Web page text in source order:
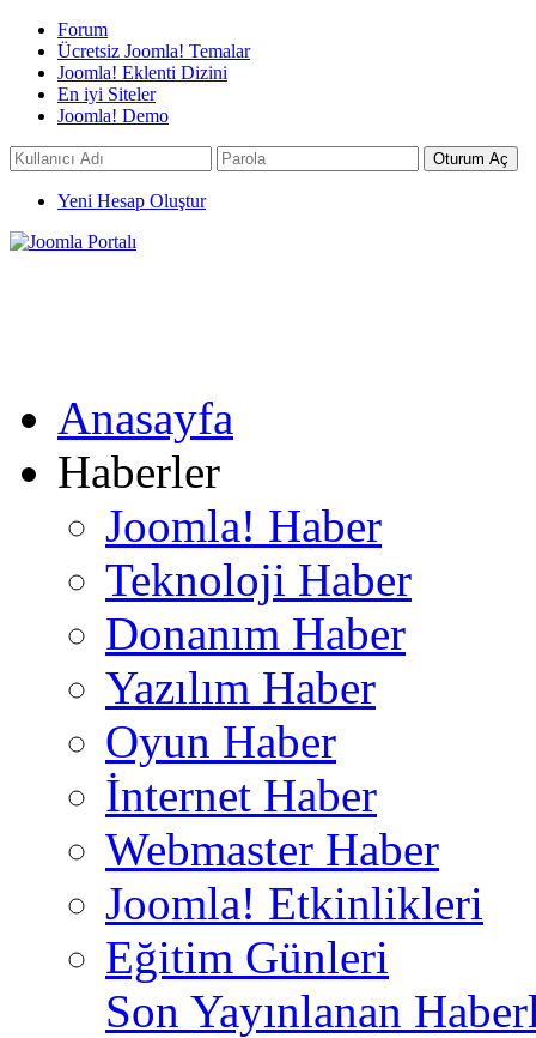
Forum
Ücretsiz Joomla! Temalar
Joomla! Eklenti Dizini
En iyi Siteler
Joomla! Demo
Yeni Hesap Oluştur
Anasayfa
Haberler
Joomla! Haber
Teknoloji Haber
Donanım Haber
Yazılım Haber
Oyun Haber
İnternet Haber
Webmaster Haber
Joomla! Etkinlikleri
Eğitim Günleri
Son Yayınlanan